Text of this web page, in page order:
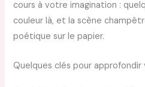
cours à votre imagination :
couleur là, et la scène
poétique sur le papier.
Quelques clés pour